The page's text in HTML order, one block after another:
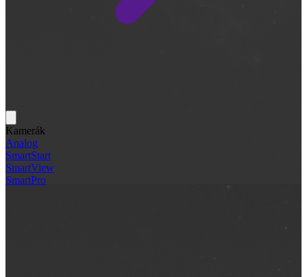
Kamerák
Analog
SmartStart
SmartView
SmartPro